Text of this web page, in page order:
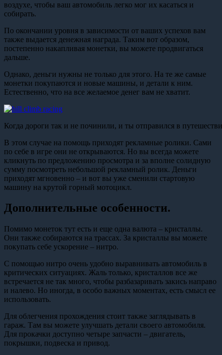
воздухе, чтобы ваш автомобиль легко мог их касаться и
собирать.
По окончании уровня в зависимости от ваших успехов вам
также выдается денежная награда. Таким вот образом,
постепенно накапливая монетки, вы можете продвигаться
дальше.
Однако, деньги нужны не только для этого. На те же самые
монетки покупаются и новые машины, и детали к ним.
Естественно, что на все желаемое денег вам не хватит.
Когда дороги так и не починили, и ты отправился в
В этом случае на помощь приходят рекламные ролики. Сами
по себе в игре они не открываются. Но вы всегда можете
кликнуть по предложению просмотра и за вполне солидную
сумму посмотреть небольшой рекламный ролик. Деньги
приходят мгновенно – и вот вы уже сменили стартовую
машину на крутой горный мотоцикл.
Дополнительные особенности.
Помимо монеток тут есть и еще одна валюта – кристаллы.
Они также собираются на трассах. За кристаллы вы можете
покупать себе ускорение – нитро.
С помощью нитро очень удобно выравнивать автомобиль в
критических ситуациях. Жаль только, кристаллов все же
встречается не так много, чтобы разбазаривать закись направо
и налево. Но иногда, в особо важных моментах, есть смысл ее
использовать.
Для облегчения прохождения стоит также заглядывать в
гараж. Там вы можете улучшать детали своего автомобиля.
Для прокачки доступно четыре запчасти – двигатель,
покрышки, подвеска и привод.